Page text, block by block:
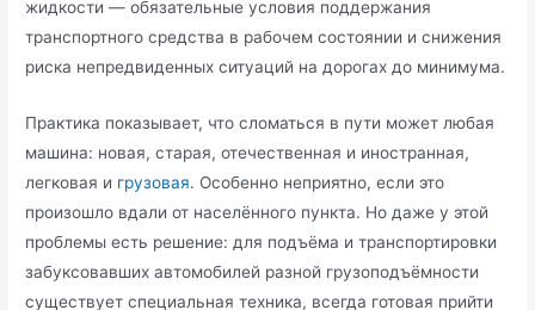
жидкости — обязательные условия поддержания
транспортного средства в рабочем состоянии и снижения
риска непредвиденных ситуаций на дорогах до минимума.
Практика показывает, что сломаться в пути может любая
машина: новая, старая, отечественная и иностранная,
легковая и грузовая. Особенно неприятно, если это
произошло вдали от населённого пункта. Но даже у этой
проблемы есть решение: для подъёма и транспортировки
забуксовавших автомобилей разной грузоподъёмности
существует специальная техника, всегда готовая прийти